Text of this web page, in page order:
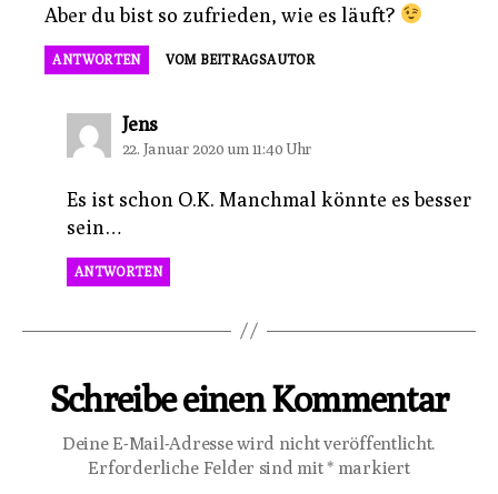
Aber du bist so zufrieden, wie es läuft?
ANTWORTEN VOM BEITRAGSAUTOR
Jenssagt:
22. Januar 2020 um 11:40 Uhr
Es ist schon O.K. Manchmal könnte es besser
sein…
ANTWORTEN
Schreibe einen Kommentar
Deine E-Mail-Adresse wird nicht veröffentlicht.
Erforderliche Felder sind mit* markiert